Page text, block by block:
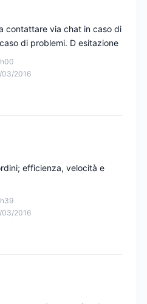
03/2016
contattare via chat in caso di
di problemi. D esitazione
03/2016
efficienza, velocità e